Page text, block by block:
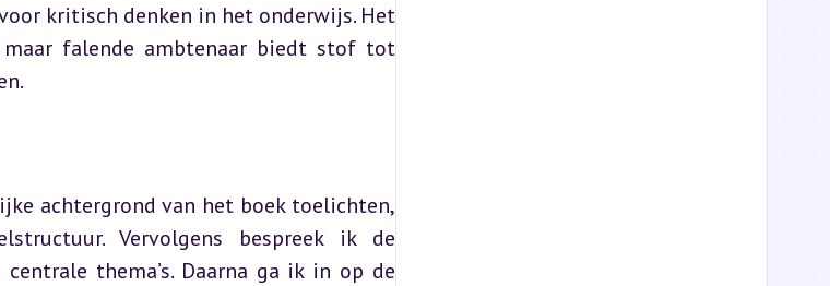
kritisch denken in het onderwijs. Het
maar falende ambtenaar biedt stof tot
achtergrond van het boek toelichten,
Vervolgens bespreek ik de
thema’s. Daarna ga ik in op de